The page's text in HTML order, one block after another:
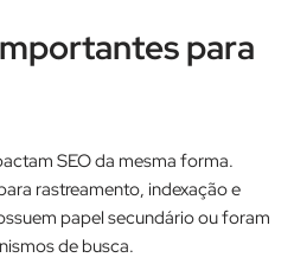
para
SEO da mesma forma.
rastreamento, indexação e
papel secundário ou foram
de busca.​